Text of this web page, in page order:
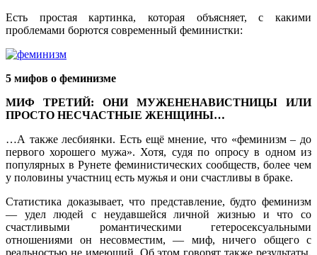
Есть простая картинка, которая объясняет, с какими
проблемами борются современный феминистки:
5 мифов о феминизме
МИФ ТРЕТИЙ: ОНИ МУЖЕНЕНАВИСТНИЦЫ ИЛИ
ПРОСТО НЕСЧАСТНЫЕ ЖЕНЩИНЫ…
…А также лесбиянки. Есть ещё мнение, что «феминизм – до
первого хорошего мужа». Хотя, судя по опросу в одном из
популярных в Рунете феминистических сообществ, более чем
у половины участниц есть мужья и они счастливы в браке.
Статистика доказывает, что представление, будто феминизм
— удел людей с неудавшейся личной жизнью и что со
счастливыми романтическими гетеросексуальными
отношениями он несовместим, — миф, ничего общего с
реальностью не имеющий. Об этом говорят также результаты,